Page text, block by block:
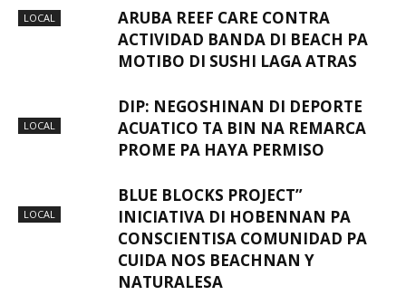
LOCAL
ARUBA REEF CARE CONTRA
ACTIVIDAD BANDA DI BEACH PA
MOTIBO DI SUSHI LAGA ATRAS
LOCAL
DIP: NEGOSHINAN DI DEPORTE
ACUATICO TA BIN NA REMARCA
PROME PA HAYA PERMISO
LOCAL
BLUE BLOCKS PROJECT”
INICIATIVA DI HOBENNAN PA
CONSCIENTISA COMUNIDAD PA
CUIDA NOS BEACHNAN Y
NATURALESA